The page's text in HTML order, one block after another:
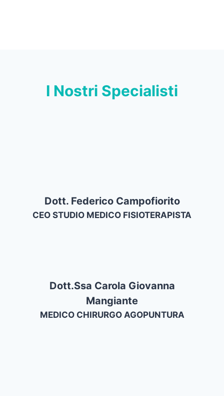
I Nostri Specialisti
Dott. Federico Campofiorito
CEO STUDIO MEDICO FISIOTERAPISTA
Dott.ssa Carola Giovanna
Mangiante
MEDICO CHIRURGO AGOPUNTURA